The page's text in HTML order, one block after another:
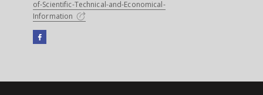
of-Scientific-Technical-and-Economical-
Information
Facebook
open